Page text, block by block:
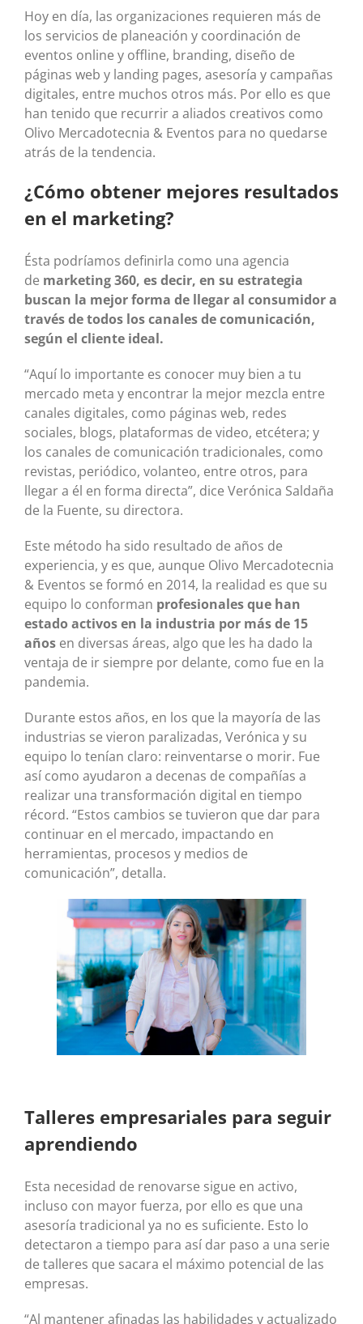
Hoy en día, las organizaciones requieren más de
los servicios de planeación y coordinación de
eventos online y offline, branding, diseño de
páginas web y landing pages, asesoría y campañas
digitales, entre muchos otros más. Por ello es que
han tenido que recurrir a aliados creativos como
Olivo Mercadotecnia & Eventos para no quedarse
atrás de la tendencia.
¿Cómo obtener mejores resultados
en el marketing?
Ésta podríamos definirla como una agencia
de marketing 360, es decir, en su estrategia
buscan la mejor forma de llegar al consumidor a
través de todos los canales de comunicación,
según el cliente ideal.
“Aquí lo importante es conocer muy bien a tu
mercado meta y encontrar la mejor mezcla entre
canales digitales, como páginas web, redes
sociales, blogs, plataformas de video, etcétera; y
los canales de comunicación tradicionales, como
revistas, periódico, volanteo, entre otros, para
llegar a él en forma directa”, dice Verónica Saldaña
de la Fuente, su directora.
Este método ha sido resultado de años de
experiencia, y es que, aunque Olivo Mercadotecnia
& Eventos se formó en 2014, la realidad es que su
equipo lo conforman profesionales que han
estado activos en la industria por más de 15
años en diversas áreas, algo que les ha dado la
ventaja de ir siempre por delante, como fue en la
pandemia.
Durante estos años, en los que la mayoría de las
industrias se vieron paralizadas, Verónica y su
equipo lo tenían claro: reinventarse o morir. Fue
así como ayudaron a decenas de compañías a
realizar una transformación digital en tiempo
récord. “Estos cambios se tuvieron que dar para
continuar en el mercado, impactando en
herramientas, procesos y medios de
comunicación”, detalla.
Talleres empresariales para seguir
aprendiendo
Esta necesidad de renovarse sigue en activo,
incluso con mayor fuerza, por ello es que una
asesoría tradicional ya no es suficiente. Esto lo
detectaron a tiempo para así dar paso a una serie
de talleres que sacara el máximo potencial de las
empresas.
“Al mantener afinadas las habilidades y actualizado